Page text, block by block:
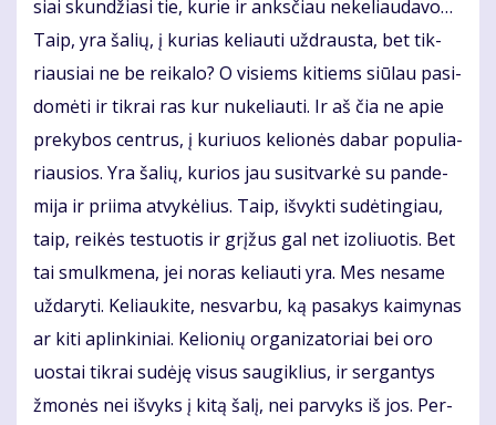
siai skun­džia­si tie, ku­rie ir anks­čiau ne­ke­liau­da­vo…
Taip, yra ša­lių, į ku­rias ke­liau­ti už­draus­ta, bet tik­
riau­siai ne be rei­ka­lo? O vi­siems ki­tiems siū­lau pa­si­
do­mė­ti ir tik­rai ras kur nu­ke­liau­ti. Ir aš čia ne apie
pre­ky­bos cen­trus, į ku­riuos ke­lio­nės da­bar po­pu­lia­
riau­sios. Yra ša­lių, ku­rios jau su­si­tvar­kė su pan­de­
mi­ja ir pri­ima at­vy­kė­lius. Taip, iš­vyk­ti su­dė­tin­giau,
taip, rei­kės te­stuo­tis ir grį­žus gal net izo­liuo­tis. Bet
tai smul­kme­na, jei no­ras ke­liau­ti yra. Mes ne­sa­me
už­da­ry­ti. Ke­liau­ki­te, ne­svar­bu, ką pa­sa­kys kai­my­nas
ar ki­ti ap­lin­ki­niai. Ke­lio­nių or­ga­ni­za­to­riai bei oro
uos­tai tik­rai su­dė­ję vi­sus sau­gik­lius, ir ser­gan­tys
žmo­nės nei iš­vyks į ki­tą ša­lį, nei par­vyks iš jos. Per­